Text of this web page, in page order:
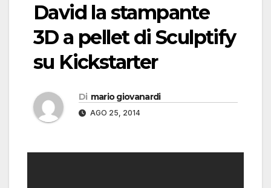
David la stampante
3D a pellet di Sculptify
su Kickstarter
Di mario giovanardi
AGO 25, 2014